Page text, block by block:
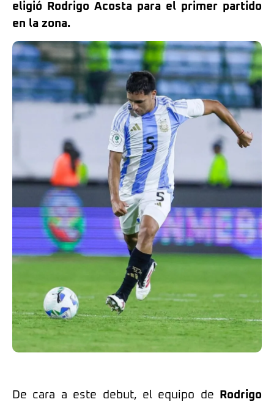
eligió Rodrigo Acosta para el primer partido
en la zona.
De cara a este debut, el equipo de
Rodrigo